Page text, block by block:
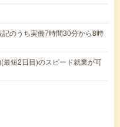
のうち実働7時間30分から8時
短2日目)のスピード就業が可